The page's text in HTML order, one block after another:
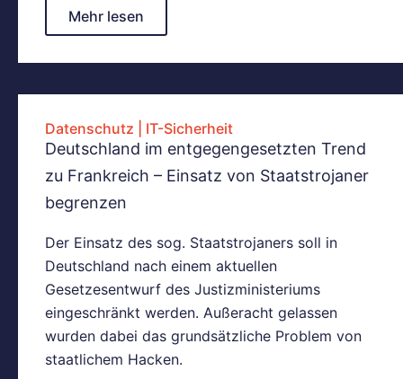
Mehr lesen
Datenschutz IT-Sicherheit
Deutschland im entgegengesetzten Trend
zu Frankreich – Einsatz von Staatstrojaner
begrenzen
Der Einsatz des sog. Staatstrojaners soll in
Deutschland nach einem aktuellen
Gesetzesentwurf des Justizministeriums
eingeschränkt werden. Außeracht gelassen
wurden dabei das grundsätzliche Problem von
staatlichem Hacken.